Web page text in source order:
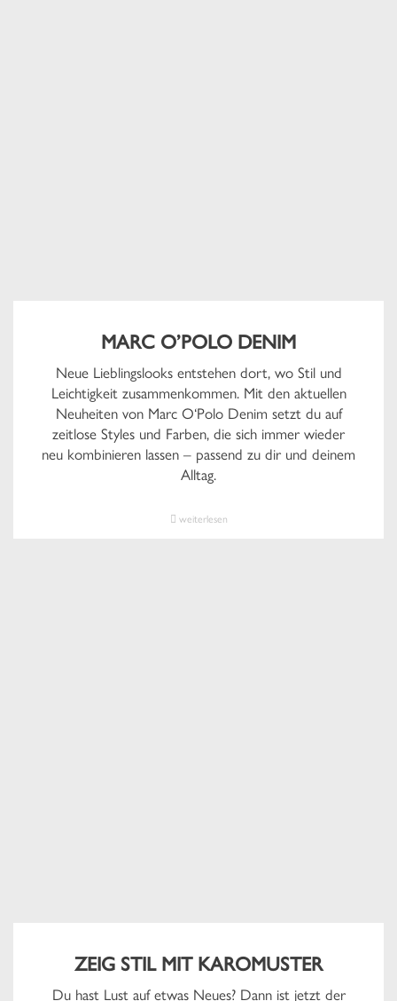
MARC O’POLO DENIM
Neue Lieblingslooks entstehen dort, wo Stil und
Leichtigkeit zusammenkommen. Mit den aktuellen
Neuheiten von Marc O‘Polo Denim setzt du auf
zeitlose Styles und Farben, die sich immer wieder
neu kombinieren lassen – passend zu dir und deinem
Alltag.
weiterlesen
ZEIG STIL MIT KAROMUSTER
Du hast Lust auf etwas Neues? Dann ist jetzt der